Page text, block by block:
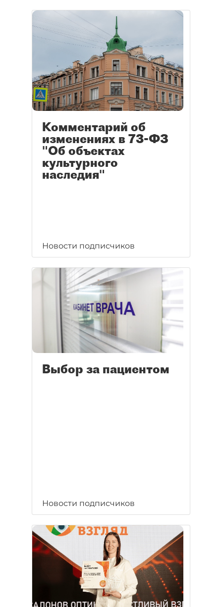
Комментарий об
изменениях в 73-ФЗ
"Об объектах
культурного
наследия"
Новости подписчиков
Выбор за пациентом
Новости подписчиков